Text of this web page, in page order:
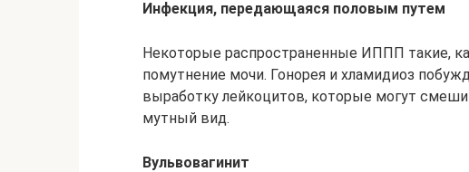
Инфекция, передающаяся половым путем
Некоторые распространенные ИППП такие,
помутнение мочи. Гонорея и хламидиоз
выработку лейкоцитов, которые могут
мутный вид.
Вульвовагинит